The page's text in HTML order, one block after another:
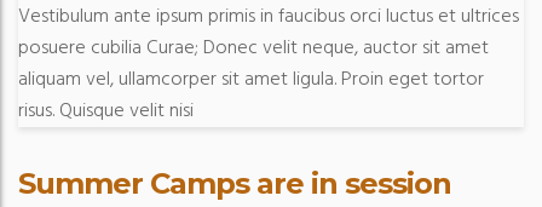
Vestibulum ante ipsum primis in faucibus orci luctus et ultrices
posuere cubilia Curae; Donec velit neque, auctor sit amet
aliquam vel, ullamcorper sit amet ligula. Proin eget tortor
risus. Quisque velit nisi
Summer Camps are in session